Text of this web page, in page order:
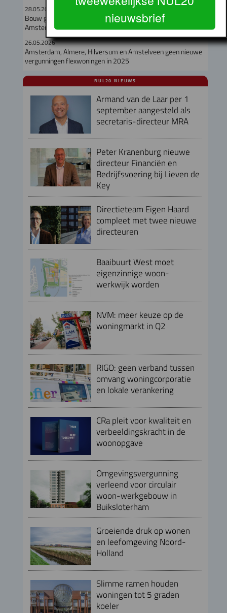
28.05.2026
Bouw gestart van Vreeswijkpad, beheercoöperatie
Amsterdam-Zuidoost
26.05.2026
Amsterdam, Almere, Hilversum en Amstelveen geen nieuwe
vergunningen flexwoningen in 2025
NUL20 NIEUWS
Armand van de Laar per 1
september aangesteld als
secretaris-directeur MRA
Peter Kranenburg nieuwe
directeur Financiën en
Bedrijfsvoering bij Lieven de
Key
Directieteam Eigen Haard
compleet met twee nieuwe
directeuren
Baaibuurt West moet
eigenzinnige woon-
werkwijk worden
NVM: meer keuze op de
woningmarkt in Q2
RIGO: geen verband tussen
omvang woningcorporatie
en lokale verankering
CRa pleit voor kwaliteit en
verbeeldingskracht in de
woonopgave
Omgevingsvergunning
verleend voor circulair
woon-werkgebouw in
Buiksloterham
Groeiende druk op wonen
en leefomgeving Noord-
Holland
Slimme ramen houden
woningen tot 5 graden
koeler
nieuwsbrief